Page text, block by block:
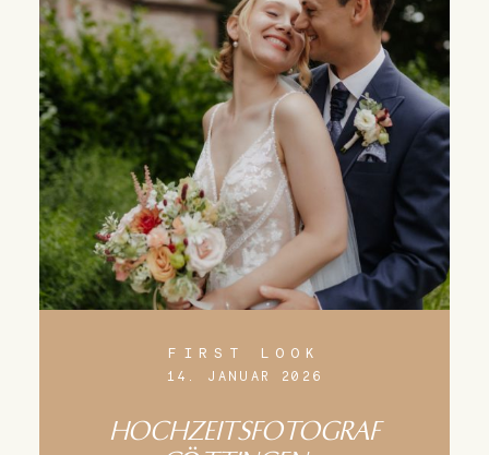
FIRST LOOK
14. JANUAR 2026
HOCHZEITSFOTOGRAF